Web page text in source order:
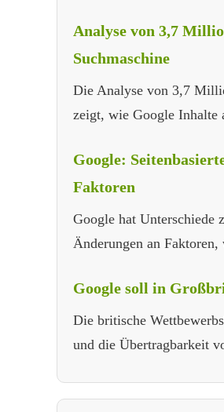
Analyse von 3,7
Suchmaschine
Die Analyse von 3,7
zeigt, wie Google Inhalte
Google:
Faktoren
Google hat Unterschiede
Änderungen an
Google soll in
Die britische
und die Übertragbarkeit